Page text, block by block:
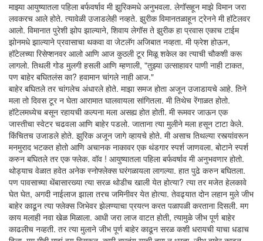
माझ्या आयुष्यातला पहिला बर्फवर्षाव मी झुरिकमधे अनुभवला. लेगॉसहून माझे विमान जरा
लवकरच आले होते. त्यावेळी उजाडलेही नव्हते. झुरीक विमानतळाहून ट्रेनने मी हॉटेलवर
आलो. विमानात पुरेशी झोप झाल्याने, शिवाय लेगॉस ते झुरीक हा प्रवास एकाच टाईम
झोनमधे झाल्याने प्रवासाचा थकवा वा जेटलॅग अजिबात नव्हता. मी फ्रेश होऊन,
हॉटेलच्या रिसेप्शनवर आलो आणि आज कुठली टूर मिळू शकेल का त्याची चौकशी करू
लागलो. तिथली गोड मुलगी हसली आणि म्हणाली, "तुझ्या उत्साहावर पाणी नाही टाकत,
पण बाहेर बघितलंस का? हवामान चांगले नाही आज."
बाहेर बघितले तर चांगलेच अंधारले होते. माझा समज होता अजून उजाडायचे आहे. तिने
मला तो दिवस टूर न घेता आरामात घालवायला सांगितला. मी तिथेच रेंगाळत होतो.
हॉटेलमध्येच बसून रहायची कल्पना मला असह्य होत होती. मी रूमवर जाऊन एक
जास्तीचा स्वेटर चढवला आणि बाहेर पडलो. जाताना त्या मुलीने मला हसून टाटा केले.
किंचितच उजाडले होते. झुरिक अजून जागे व्हायचे होते. मी असाच तिथल्या रस्त्यांवरून
मनमुराद भटकत होतो आणि अचानक नाकावर एक थंडगार स्पर्श जाणवला. बोटाने स्पर्श
करुन बघितले तर एक फ्लेक. वॉव ! आयुष्यातला पहिला बर्फवर्षाव मी अनुभवणार होतो.
थोड्याच वेळात हवेत अनेक स्नोफ्लेक्स घरंगळायला लागल्या. हात पुढे करुन बघितला.
पण पावसाच्या थेंबासारख्या त्या सरळ थोडीच खाली येत होत्या? त्या तर मजेत हेलकावे
घेत घेत, अगदी नाईलाज झाला तरच जमिनीवर येत होत्या. तेवढ्यात दोन लहान मुले जीभ
बाहेर काढून त्या फ्लेक्स जिभेवर झेलण्याचा प्रयत्न करत पळापळी करताना दिसली. मग
काय मलाही नवा खेळ मिळाला. आधी जरा लाज वाटत होती, त्यामुळे जीभ पूर्ण बाहेर
काढलीच नव्हती. तर त्या मुलाने जीभ पूर्ण बाहेर काढून सरळ कशी धरायची याचा धडाच